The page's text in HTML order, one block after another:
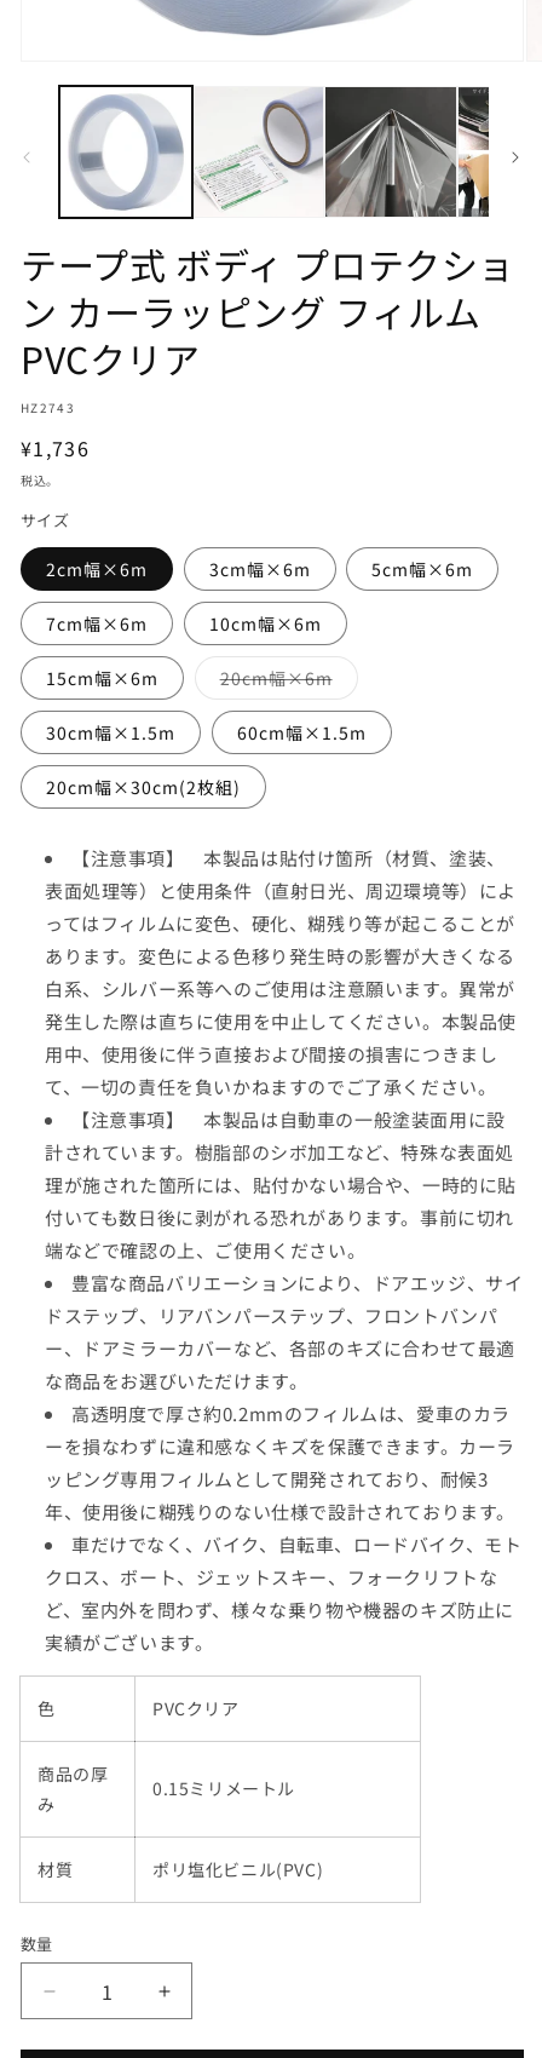
で
(1)
を
開
く
テープ式 ボディ プロテクショ
ン カーラッピング フィルム
PVCクリア
SKU:
HZ2743
通
常
格
¥1,736
税込。
サイズ
2cm幅×6m 3cm幅×6m 5cm幅×6m
7cm幅×6m 10cm幅×6m
15cm幅×6m 20cm幅×6mバ
リ
エ
ー
シ
ョ
切
れ
て
い
る
か
販
売
で
き
ま
せ
ん
30cm幅×1.5m 60cm幅×1.5m
20cm幅×30cm(2枚組)
【注意事項】 本製品は貼付け箇所（材質、塗装、
表面処理等）と使用条件（直射日光、周辺環境等）によ
ってはフィルムに変色、硬化、糊残り等が起こることが
あります。変色による色移り発生時の影響が大きくなる
白系、シルバー系等へのご使用は注意願います。異常が
発生した際は直ちに使用を中止してください。本製品使
用中、使用後に伴う直接および間接の損害につきまし
て、一切の責任を負いかねますのでご了承ください。
【注意事項】 本製品は自動車の一般塗装面用に設
計されています。樹脂部のシボ加工など、特殊な表面処
理が施された箇所には、貼付かない場合や、一時的に貼
付いても数日後に剥がれる恐れがあります。事前に切れ
端などで確認の上、ご使用ください。
豊富な商品バリエーションにより、ドアエッジ、サイ
ドステップ、リアバンパーステップ、フロントバンパ
ー、ドアミラーカバーなど、各部のキズに合わせて最適
な商品をお選びいただけます。
高透明度で厚さ約0.2mmのフィルムは、愛車のカラ
ーを損なわずに違和感なくキズを保護できます。カーラ
ッピング専用フィルムとして開発されており、耐候3
年、使用後に糊残りのない仕様で設計されております。
車だけでなく、バイク、自転車、ロードバイク、モト
クロス、ボート、ジェットスキー、フォークリフトな
ど、室内外を問わず、様々な乗り物や機器のキズ防止に
実績がございます。
色 PVCクリア
商品の厚
み
0.15ミリメートル
材質 ポリ塩化ビニル(PVC)
数量
テ